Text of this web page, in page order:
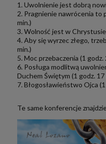
1. Uwolnienie jest dobrą
2. Pragnienie nawrócenia to
min.)
3. Wolność jest w Chrystusie
4. Aby się wyrzec złego,
min.)
5. Moc przebaczenia (1 godz.
6. Posługa modlitwą
Duchem Świętym (1 godz. 17
7. Błogosławieństwo Ojca
Te same konferencje